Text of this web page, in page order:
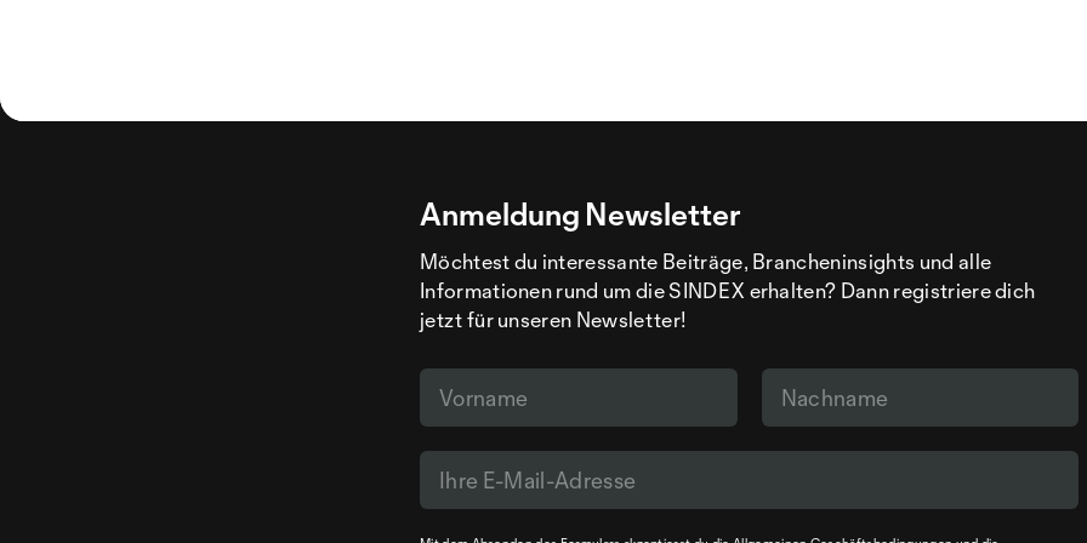
Anmeldung Newsletter
Möchtest du interessante Beiträge, Brancheninsights und alle
Informationen rund um die SINDEX erhalten? Dann registriere dich
jetzt für unseren Newsletter!